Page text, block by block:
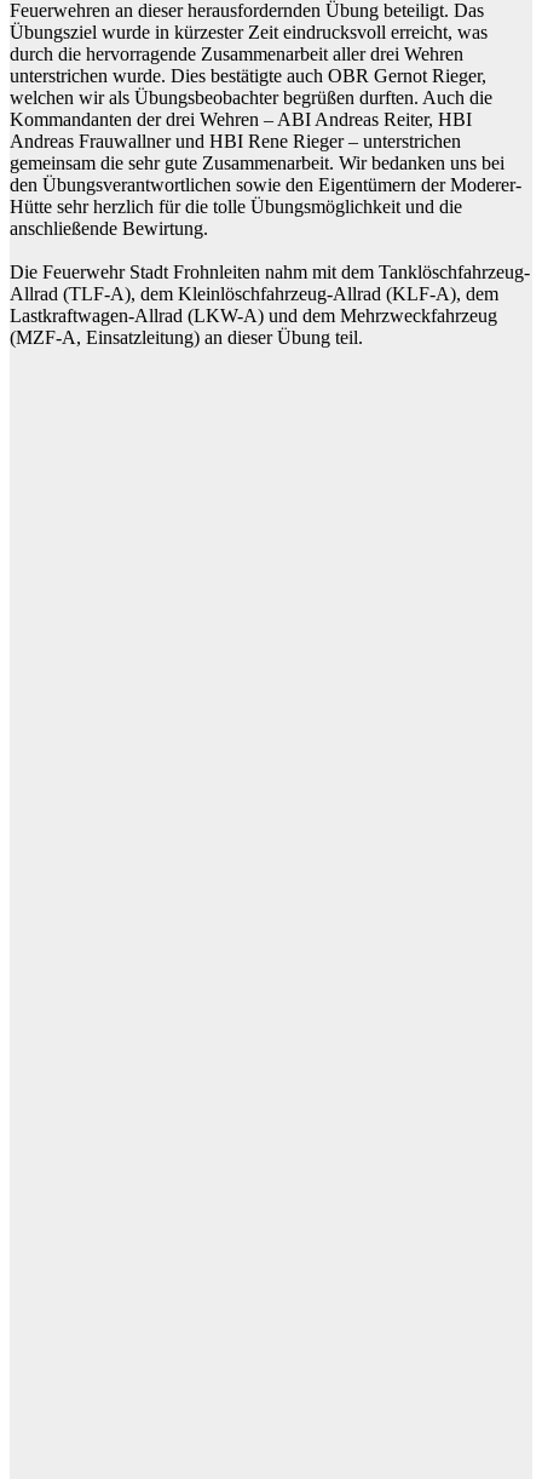
Feuerwehren an dieser herausfordernden Übung beteiligt. Das
Übungsziel wurde in kürzester Zeit eindrucksvoll erreicht, was
durch die hervorragende Zusammenarbeit aller drei Wehren
unterstrichen wurde. Dies bestätigte auch OBR Gernot Rieger,
welchen wir als Übungsbeobachter begrüßen durften. Auch die
Kommandanten der drei Wehren – ABI Andreas Reiter, HBI
Andreas Frauwallner und HBI Rene Rieger – unterstrichen
gemeinsam die sehr gute Zusammenarbeit. Wir bedanken uns bei
den Übungsverantwortlichen sowie den Eigentümern der Moderer-
Hütte sehr herzlich für die tolle Übungsmöglichkeit und die
anschließende Bewirtung.
Die Feuerwehr Stadt Frohnleiten nahm mit dem Tanklöschfahrzeug-
Allrad (TLF-A), dem Kleinlöschfahrzeug-Allrad (KLF-A), dem
Lastkraftwagen-Allrad (LKW-A) und dem Mehrzweckfahrzeug
(MZF-A, Einsatzleitung) an dieser Übung teil.